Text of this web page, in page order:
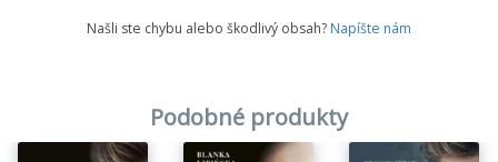
Našli ste chybu alebo škodlivý obsah? Napíšte nám
Podobné produkty